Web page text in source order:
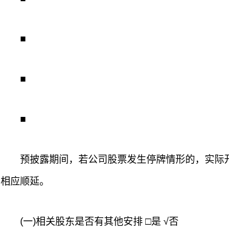
■
■
■
预披露期间，若公司股票发生停牌情形的，实际
相应顺延。
(一)相关股东是否有其他安排 □是 √否